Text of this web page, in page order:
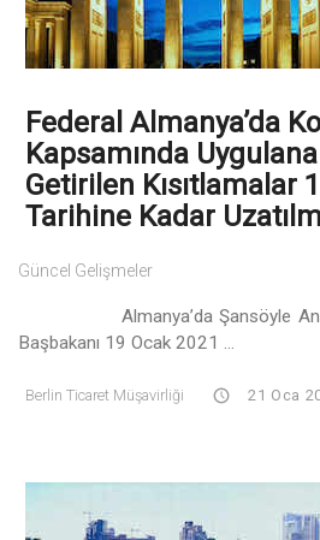
Federal Almanya’da
Kapsamında
Getirilen Kısıtlamalar
Tarihine Kadar
Güncel Gelişmeler
Almanya’da Şansöyle
Başbakanı 19 Ocak 2021 ...
Berlin Ticaret Müşavirliği 21 Oca